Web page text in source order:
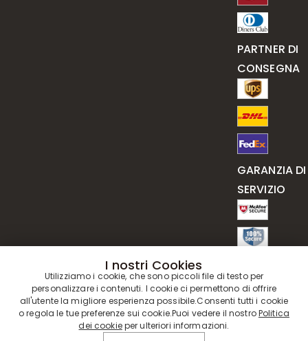
PARTNER DI
CONSEGNA
GARANZIA DI
SERVIZIO
I nostri Cookies
Utilizziamo i cookie, che sono piccoli file di testo per
personalizzare i contenuti. I cookie ci permettono di offrire
all'utente la migliore esperienza possibile.Consenti tutti i cookie
o regola le tue preferenze sui cookie.Puoi vedere il nostroPolitica
dei cookieper ulteriori informazioni.